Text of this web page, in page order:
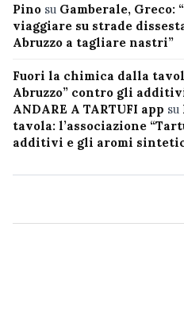
Pino su Gamberale, Greco:
viaggiare su strade
Abruzzo a tagliare nastri”
Fuori la chimica dalla
Abruzzo” contro gli
ANDARE A TARTUFI app su
tavola: l’associazione
additivi e gli aromi